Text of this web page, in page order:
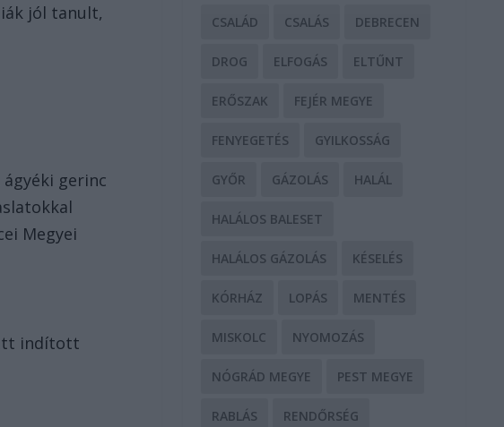
jól tanult,
gerinc
Megyei
indított
CSALÁD CSALÁS DEBRECEN
DROG ELFOGÁS ELTŰNT
ERŐSZAK FEJÉR MEGYE
FENYEGETÉS GYILKOSSÁG
GYŐR GÁZOLÁS HALÁL
HALÁLOS BALESET
HALÁLOS GÁZOLÁS KÉSELÉS
KÓRHÁZ LOPÁS MENTÉS
MISKOLC NYOMOZÁS
NÓGRÁD MEGYE PEST MEGYE
RABLÁS RENDŐRSÉG